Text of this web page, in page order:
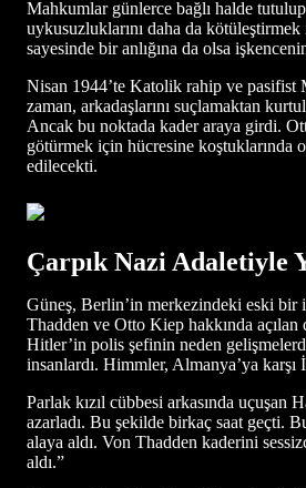
Mahkumlar günlerce bağlı halde
uykusuzluklarını daha da
sayesinde bir anlığına da olsa
Nisan 1944’te Katolik rahip ve pasifist
zaman, arkadaşlarını suçlamaktan
Ancak bu noktada kader araya girdi.
götürmek için hücresine koştuklarında
edilecekti.
Çarpık Nazi Adaletiyle
Güneş, Berlin’in merkezindeki eski bir
Thadden ve Otto Kiep hakkında
Hitler’in polis şefinin neden
insanlardı. Himmler, Almanya’ya
Parlak kızıl cübbesi arkasında uçuşan
azarladı. Bu şekilde birkaç saat geçti.
alaya aldı. Von Thadden kaderini
aldı.”